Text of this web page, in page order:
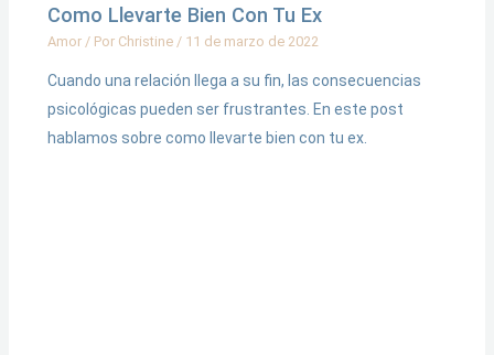
Como Llevarte Bien Con Tu Ex
Amor/ Por Christine / 11 de marzo de 2022
Cuando una relación llega a su fin, las consecuencias
psicológicas pueden ser frustrantes. En este post
hablamos sobre como llevarte bien con tu ex.